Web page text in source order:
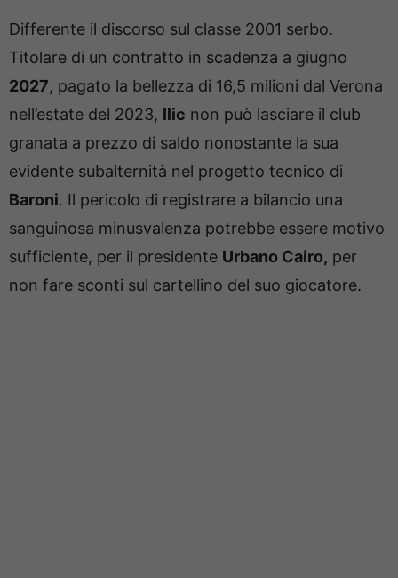
Differente il discorso sul classe 2001 serbo.
Titolare di un contratto in scadenza a giugno
2027, pagato la bellezza di 16,5 milioni dal Verona
nell’estate del 2023, Ilic non può lasciare il club
granata a prezzo di saldo nonostante la sua
evidente subalternità nel progetto tecnico di
Baroni. Il pericolo di registrare a bilancio una
sanguinosa minusvalenza potrebbe essere motivo
sufficiente, per il presidente Urbano Cairo, per
non fare sconti sul cartellino del suo giocatore.